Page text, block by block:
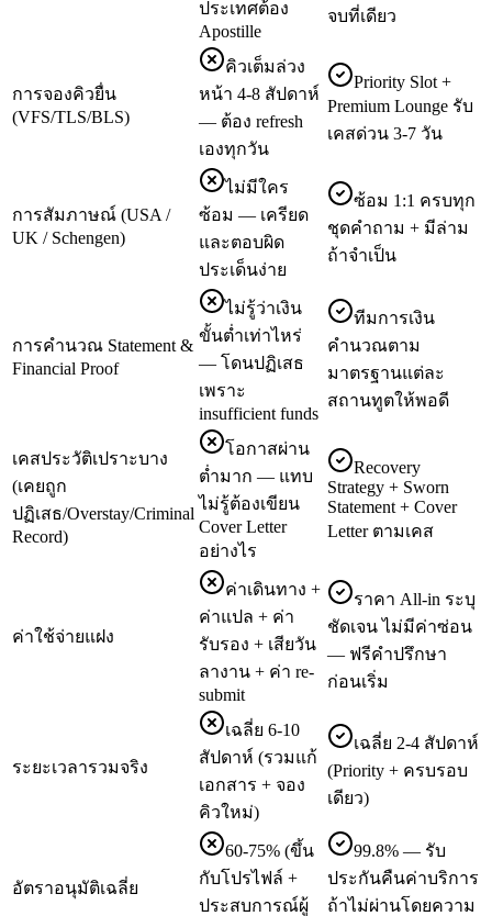
ประเทศต้อง
Apostille
จบที่เดียว
การจองคิวยื่น
(VFS/TLS/BLS)
คิวเต็มล่วง
หน้า 4-8 สัปดาห์
— ต้อง refresh
เองทุกวัน
Priority Slot +
Premium Lounge รับ
เคสด่วน 3-7 วัน
การสัมภาษณ์ (USA /
UK / Schengen)
ไม่มีใคร
ซ้อม — เครียด
และตอบผิด
ประเด็นง่าย
ซ้อม 1:1 ครบทุก
ชุดคำถาม + มีล่าม
ถ้าจำเป็น
การคำนวณ Statement &
Financial Proof
ไม่รู้ว่าเงิน
ขั้นต่ำเท่าไหร่
— โดนปฏิเสธ
เพราะ
insufficient funds
ทีมการเงิน
คำนวณตาม
มาตรฐานแต่ละ
สถานทูตให้พอดี
เคสประวัติเปราะบาง
(เคยถูก
ปฏิเสธ/Overstay/Criminal
Record)
โอกาสผ่าน
ต่ำมาก — แทบ
ไม่รู้ต้องเขียน
Cover Letter
อย่างไร
Recovery
Strategy + Sworn
Statement + Cover
Letter ตามเคส
ค่าใช้จ่ายแฝง
ค่าเดินทาง +
ค่าแปล + ค่า
รับรอง + เสียวัน
ลางาน + ค่า re-
submit
ราคา All-in ระบุ
ชัดเจน ไม่มีค่าซ่อน
— ฟรีคำปรึกษา
ก่อนเริ่ม
ระยะเวลารวมจริง
เฉลี่ย 6-10
สัปดาห์ (รวมแก้
เอกสาร + จอง
คิวใหม่)
เฉลี่ย 2-4 สัปดาห์
(Priority + ครบรอบ
เดียว)
อัตราอนุมัติเฉลี่ย
60-75% (ขึ้น
กับโปรไฟล์ +
ประสบการณ์ผู้
99.8% — รับ
ประกันคืนค่าบริการ
ถ้าไม่ผ่านโดยความ